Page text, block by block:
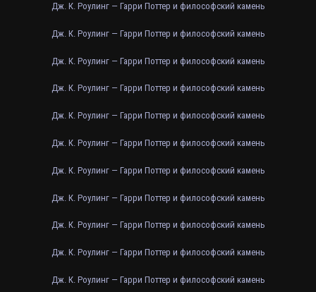
Дж. К. Роулинг — Гарри Поттер и философский камень
Дж. К. Роулинг — Гарри Поттер и философский камень
Дж. К. Роулинг — Гарри Поттер и философский камень
Дж. К. Роулинг — Гарри Поттер и философский камень
Дж. К. Роулинг — Гарри Поттер и философский камень
Дж. К. Роулинг — Гарри Поттер и философский камень
Дж. К. Роулинг — Гарри Поттер и философский камень
Дж. К. Роулинг — Гарри Поттер и философский камень
Дж. К. Роулинг — Гарри Поттер и философский камень
Дж. К. Роулинг — Гарри Поттер и философский камень
Дж. К. Роулинг — Гарри Поттер и философский камень